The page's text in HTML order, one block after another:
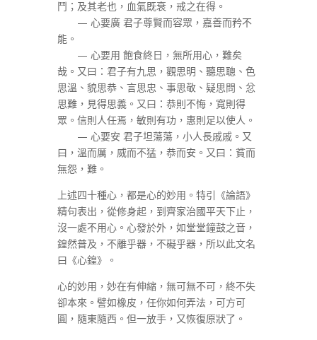
鬥；及其老也，血氣既衰，戒之在得。
— 心要廣 君子尊賢而容眾，嘉善而矜不
能。
— 心要用 飽食終日，無所用心，難矣
哉。又曰：君子有九思，觀思明、聽思聰、色
思溫、貌思恭、言思忠、事思敬、疑思問、忿
思難，見得思義。又曰：恭則不悔，寬則得
眾。信則人任焉，敏則有功，惠則足以使人。
— 心要安 君子坦蕩蕩，小人長戚戚。又
曰，溫而厲，威而不猛，恭而安。又曰：貧而
無怨，難。
上述四十種心，都是心的妙用。特引《論語》
精句表出，從修身起，到齊家治國平天下止，
沒一處不用心。心發於外，如堂堂鐘鼓之音，
鍠然普及，不離乎器，不礙乎器，所以此文名
曰《心鍠》。
心的妙用，妙在有伸縮，無可無不可，終不失
卻本來。譬如橡皮，任你如何弄法，可方可
圓，隨東隨西。但一放手，又恢復原狀了。